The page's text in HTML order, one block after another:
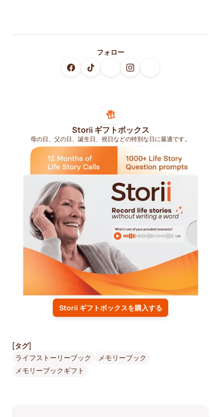
フォロー
Storii ギフトボックス
母の日、父の日、誕生日、祝日などの特別な日に最適です。
Storii ギフトボックスを購入する
[タグ]
ライフストーリーブック
メモリーブック
メモリーブックギフト